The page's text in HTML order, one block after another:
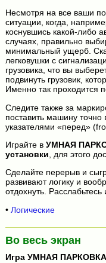
Несмотря на все ваши
ситуации, когда,
коснувшись какой-либо
случаях, правильно
минимальный ущерб.
легковушки с
грузовика, что вы
подвинуть грузовик,
Именно так проходится
Следите также за
поставить машину точно
указателями «перед»
Играйте в УМНАЯ
установки , для этого
Сделайте перерыв и
развивают логику и
отдохнуть. Расслабьтесь
• Логические
Во весь экран
Игра УМНАЯ ПАРКОВКА